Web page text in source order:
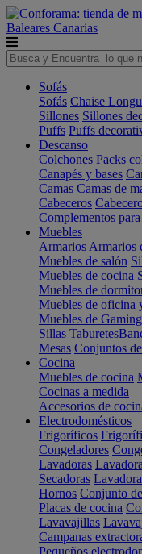
Baleares Canarias
Sofás
Sofás Chaise
Sillones Sillones
Puffs Puffs
Descanso
Colchones Packs
Canapés y bases
Camas Camas de
Cabeceros
Complementos
Muebles
Armarios Armarios
Muebles de salón
Muebles de cocina
Muebles de
Muebles de oficina
Muebles de Gaming
Sillas Taburetes
Mesas Conjuntos
Cocina
Muebles de cocina
Cocinas a medida
Accesorios de
Electrodomésticos
Frigoríficos
Congeladores
Lavadoras
Secadoras
Hornos Conjunto
Placas de cocina
Lavavajillas
Campanas
Pequeños